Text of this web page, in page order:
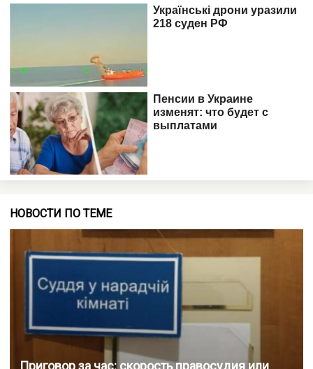
НОВОСТИ ПО ТЕМЕ
Приговор за час: скорость правосудия или